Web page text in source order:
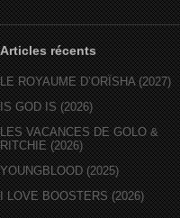
Articles récents
LE ROYAUME D’ORÏSHA (2027)
IS GOD IS (2026)
LES VACANCES DE GOLO &
RITCHIE (2026)
YOUNGBLOOD (2025)
I LOVE BOOSTERS (2026)